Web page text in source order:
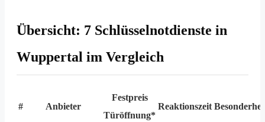
Übersicht: 7 Schlüsselnotdienste in
Wuppertal im Vergleich
# Anbieter
Festpreis
Türöffnung*
Reaktionszeit